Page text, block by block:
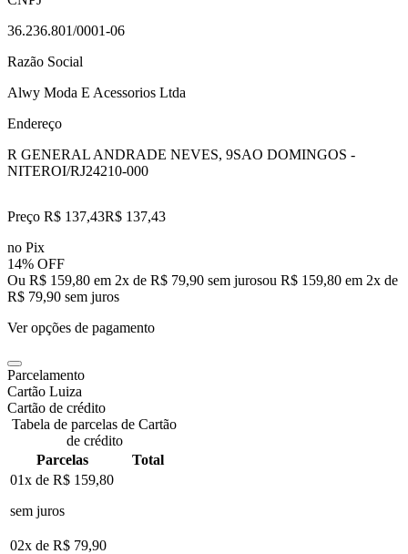
36.236.801/0001-06
Razão Social
Alwy Moda E Acessorios Ltda
Endereço
R GENERAL ANDRADE NEVES, 9SAO DOMINGOS -
NITEROI/RJ24210-000
Preço R$ 137,43R$ 137,43
no Pix
14% OFF
Ou R$ 159,80 em 2x de R$ 79,90 sem jurosou R$ 159,80 em 2x de
R$ 79,90 sem juros
Ver opções de pagamento
Parcelamento
Cartão Luiza
Cartão de crédito
Tabela de parcelas de Cartão
de crédito
Parcelas
Total
01x de R$ 159,80
sem juros
02x de R$ 79,90